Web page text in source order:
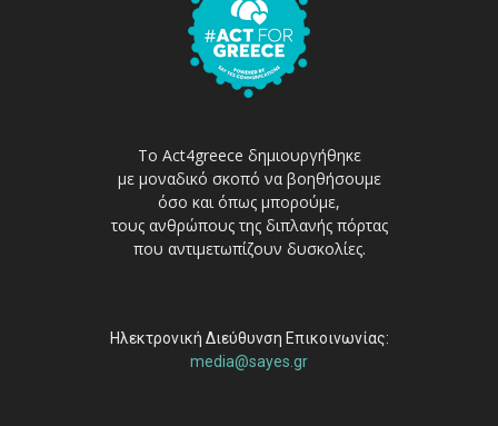
Το Act4greece δημιουργήθηκε
με μοναδικό σκοπό να βοηθήσουμε
όσο και όπως μπορούμε,
τους ανθρώπους της διπλανής πόρτας
που αντιμετωπίζουν δυσκολίες.
Ηλεκτρονική Διεύθυνση Επικοινωνίας:
media@sayes.gr